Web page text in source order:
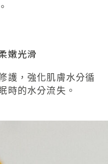
嫩光滑
護，強化肌膚水分循
時的水分流失 。